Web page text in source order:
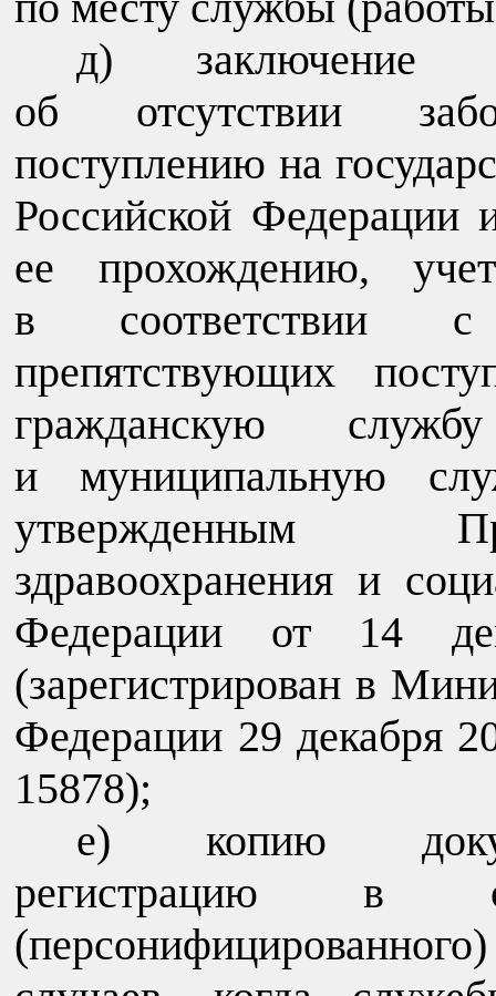
д) заключение
об отсутствии
поступлению на
Российской
ее прохождению,
в соответствии с
препятствующих
гражданскую
и муниципальную
утвержденным
здравоохранения и
Федерации от 14
(зарегистрирован в
Федерации 29 декабря
15878);
е) копию
регистрацию в